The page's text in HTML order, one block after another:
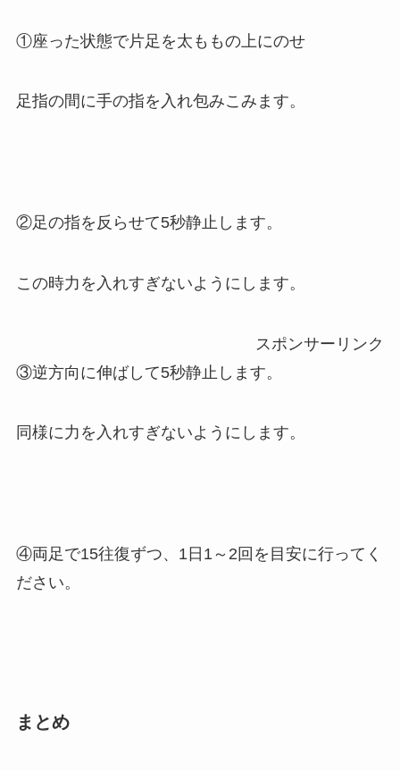
①座った状態で片足を太ももの上にのせ
足指の間に手の指を入れ包みこみます。
②足の指を反らせて5秒静止します。
この時力を入れすぎないようにします。
スポンサーリンク
③逆方向に伸ばして5秒静止します。
同様に力を入れすぎないようにします。
④両足で15往復ずつ、1日1～2回を目安に行ってく
ださい。
まとめ